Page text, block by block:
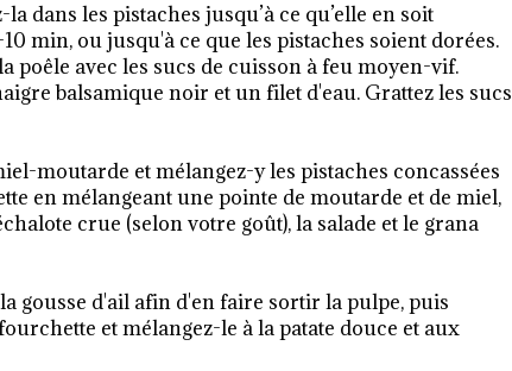
dans les pistaches jusqu’à ce qu’elle en soit
min, ou jusqu'à ce que les pistaches soient dorées.
poêle avec les sucs de cuisson à feu moyen-vif.
balsamique noir et un filet d'eau. Grattez les sucs
moutarde et mélangez-y les pistaches concassées
en mélangeant une pointe de moutarde et de miel,
crue (selon votre goût), la salade et le grana
gousse d'ail afin d'en faire sortir la pulpe, puis
et mélangez-le à la patate douce et aux